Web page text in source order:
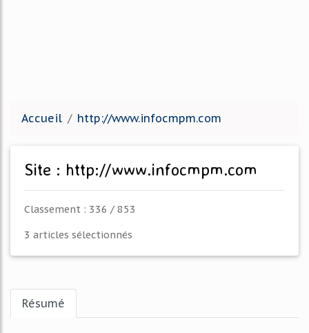
Accueil http://www.infocmpm.com
Site : http://www.infocmpm.com
Classement : 336 / 853
3 articles sélectionnés
Résumé